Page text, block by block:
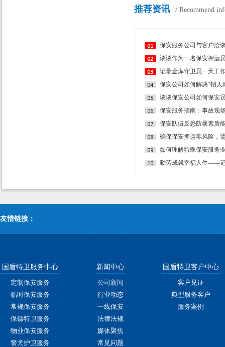
推荐资讯 / Recommend
谈谈作为一名保安押运
记录金库守卫员一天工
保安公司如何解决“招人
谈谈保安公司如何保安
保安服务指南：事故现
确保保安押运零风险，
如何理解特殊保安服务
友情链接：
国盾特卫服务中心
定制保安服务
临时保安服务
常规保安服务
保镖特卫服务
物业保安服务
警犬护卫服务
新闻中心
公司新闻
行业动态
一线保安
法律法规
媒体聚焦
常见问题
国盾特卫客户中心
客户见证
典型服务客户
服务案例